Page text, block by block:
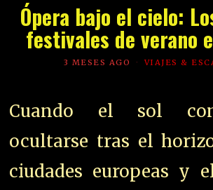
Ópera bajo el cielo:
festivales de verano
3 MESES AGO VIAJES &
Cuando el sol
ocultarse tras el
ciudades europeas y